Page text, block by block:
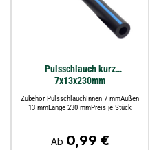
Pulsschlauch kurz
7x13x230mm
Zubehör PulsschlauchInnen 7 mmAußen
13 mmLänge 230 mmPreis je Stück
Regulärer Preis:
Ab 0,99 €